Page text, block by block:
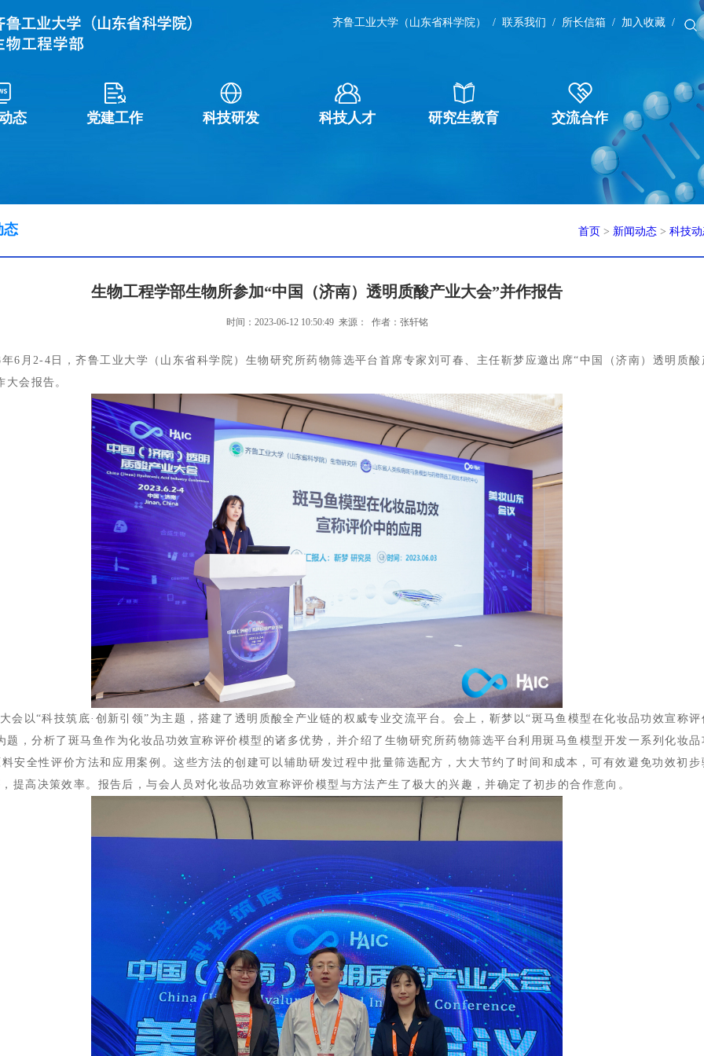
齐鲁工业大学（山东省科学院） / 联系我们 / 所长信箱 / 加入收藏 /
态 党建工作 科技研发 科技人才 研究生教育 交流合作
首页 > 新闻动态 > 科技
态
生物工程学部生物所参加“中国（济南）透明质酸产业大会”并作报告
时间：2023-06-12 10:50:49 来源： 作者：张轩铭
6月2-4日，齐鲁工业大学（山东省科学院）生物研究所药物筛选平台首席专家刘可春、主任靳梦应邀出席“中国（济南）透明质酸
大会报告。
会以“科技筑底·创新引领”为主题，搭建了透明质酸全产业链的权威专业交流平台。会上，靳梦以“斑马鱼模型在化妆品功效宣称评
题，分析了斑马鱼作为化妆品功效宣称评价模型的诸多优势，并介绍了生物研究所药物筛选平台利用斑马鱼模型开发一系列化妆品
安全性评价方法和应用案例。这些方法的创建可以辅助研发过程中批量筛选配方，大大节约了时间和成本，可有效避免功效初步
提高决策效率。报告后，与会人员对化妆品功效宣称评价模型与方法产生了极大的兴趣，并确定了初步的合作意向。